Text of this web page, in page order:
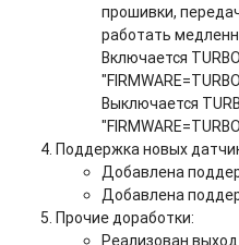
прошивки,
работать
Включается
Выключается
Поддержка новых
Добавлена
Добавлена
Прочие доработки:
Реализован